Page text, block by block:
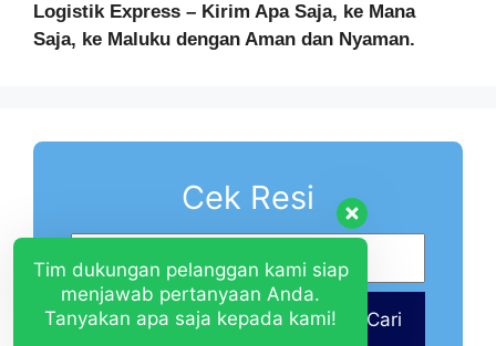
Logistik Express – Kirim Apa Saja, ke Mana
Saja, ke Maluku dengan Aman dan Nyaman.
Cek Resi
Cari
Tim dukungan pelanggan kami siap
menjawab pertanyaan Anda.
Tanyakan apa saja kepada kami!